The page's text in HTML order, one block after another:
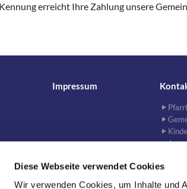
Diese Webseite verwendet Cookies
Wir verwenden Cookies, um Inhalte und
erreicht Ihre Zahlung unsere
Impressum